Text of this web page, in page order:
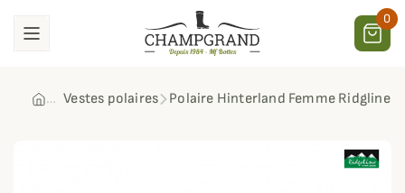
0
Vestes polaires Polaire Hinterland Femme Ridgline